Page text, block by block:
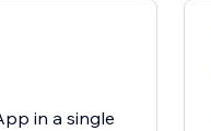
in a single